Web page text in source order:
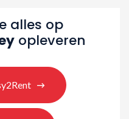
alles op
opleveren